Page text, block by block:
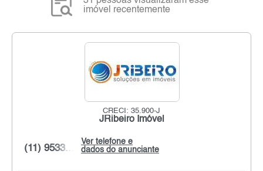
imóvel recentemente
CRECI: 35.900-J
JRibeiro Imóvel
Ver telefone e
dados do anunciante
(11) 9533...